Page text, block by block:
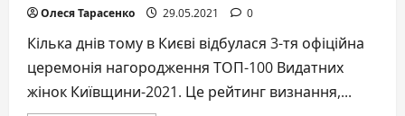
Олеся Тарасенко 29.05.2021 0
Кілька днів тому в Києві відбулася 3-тя офіційна
церемонія нагородження ТОП-100 Видатних
жінок Київщини-2021. Це рейтинг визнання,...